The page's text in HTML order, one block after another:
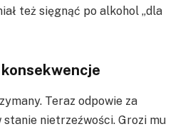
też sięgnąć po alkohol „dla
Teraz odpowie za
stanie nietrzeźwości. Grozi mu